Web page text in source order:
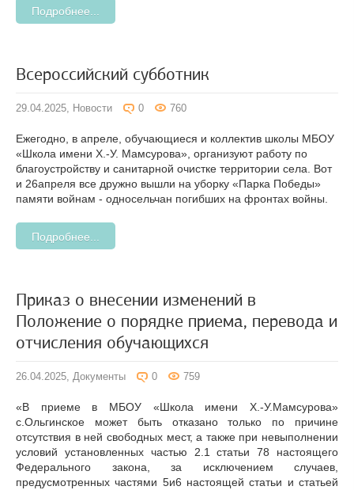
Подробнее...
Всероссийский субботник
29.04.2025, Новости 0 760
Ежегодно, в апреле, обучающиеся и коллектив школы МБОУ
«Школа имени Х.-У. Мамсурова», организуют работу по
благоустройству и санитарной очистке территории села. Вот
и 26апреля все дружно вышли на уборку «Парка Победы»
памяти войнам - односельчан погибших на фронтах войны.
Подробнее...
Приказ о внесении изменений в
Положение о порядке приема, перевода и
отчисления обучающихся
26.04.2025, Документы 0 759
«В приеме в МБОУ «Школа имени Х.-У.Мамсурова»
с.Ольгинское может быть отказано только по причине
отсутствия в ней свободных мест, а также при невыполнении
условий установленных частью 2.1 статьи 78 настоящего
Федерального закона, за исключением случаев,
предусмотренных частями 5и6 настоящей статьи и статьей